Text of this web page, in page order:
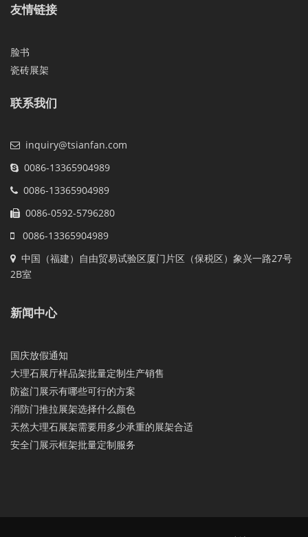
友情链接
脸书
瓷砖展架
联系我们
inquiry@tsianfan.com
0086-13365904989
0086-13365904989
0086-0592-5796280
0086-13365904989
中国（福建）自由贸易试验区厦门片区（保税区）象兴一路27号
2B室
新闻中心
国庆放假通知
大理石展厅样品架批量定制生产销售
防盗门展示有哪些可行的方案
消防门推拉展架选择什么颜色
天然大理石展架需要用多少承重的展架合适
安全门展示框架批量定制服务